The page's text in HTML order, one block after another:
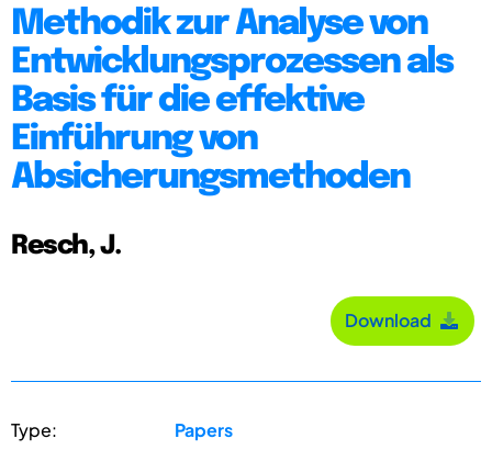
Methodik zur Analyse von
Entwicklungsprozessen als
Basis für die effektive
Einführung von
Absicherungsmethoden
Resch, J.
Download
Type: Papers